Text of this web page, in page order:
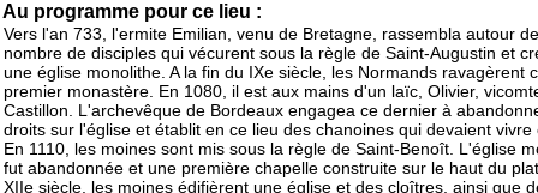
Au programme pour ce lieu :
Vers l'an 733, l'ermite Emilian, venu de Bretagne, rassembla autour
nombre de disciples qui vécurent sous la règle de Saint-Augustin et
une église monolithe. A la fin du IXe siècle, les Normands ravagèrent
premier monastère. En 1080, il est aux mains d'un laïc, Olivier,
Castillon. L'archevêque de Bordeaux engagea ce dernier à
droits sur l'église et établit en ce lieu des chanoines qui devaient vivre
En 1110, les moines sont mis sous la règle de Saint-Benoît. L'église
fut abandonnée et une première chapelle construite sur le haut du
XIIe siècle, les moines édifièrent une église et des cloîtres, ainsi que